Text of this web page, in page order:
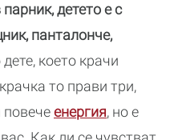
детето е с
панталонче,
което крачи
то прави три,
повечеенергия, но е